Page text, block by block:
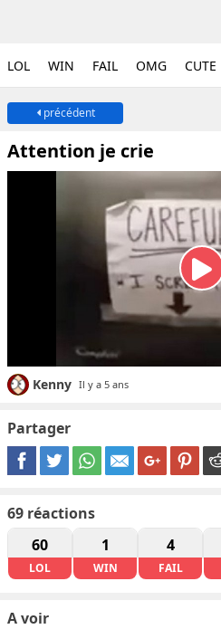
LOL WIN FAIL OMG CUTE
précédent
Attention je crie
Kenny Il y a 5 ans
Partager
69 réactions
60
LOL
1
WIN
4
FAIL
A voir